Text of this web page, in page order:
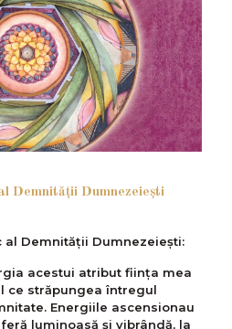
Demnităţii Dumnezeieşti
Demnității Dumnezeieşti:
acestui atribut ființa mea
ce străpungea întregul
Energiile ascensionau
luminoasă şi vibrândă, la